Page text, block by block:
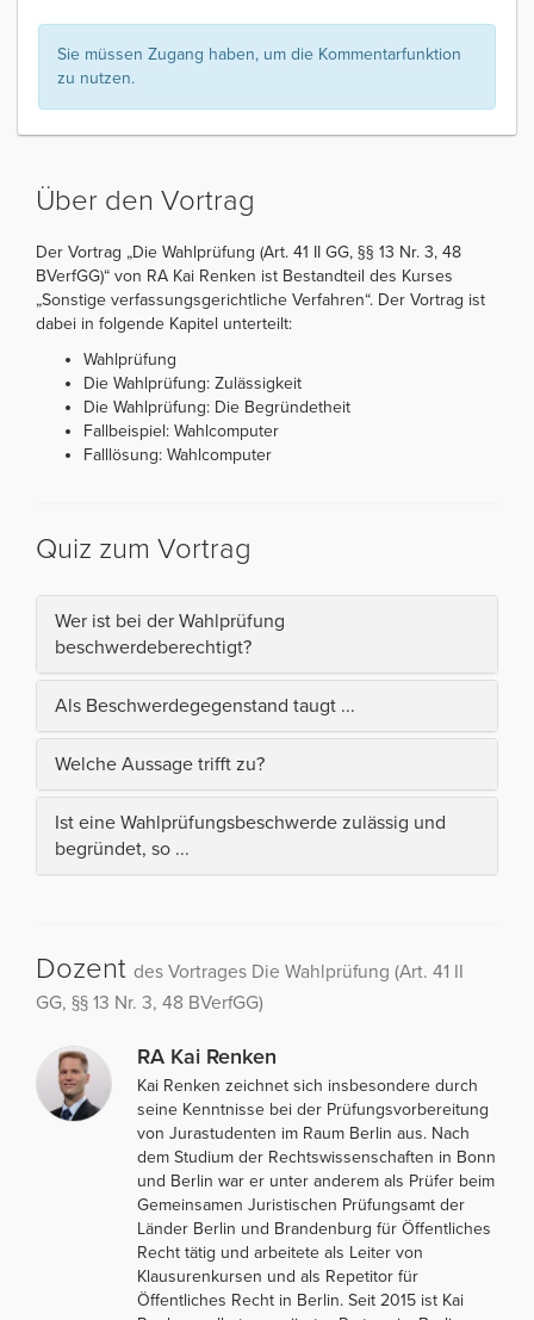
Sie müssen Zugang haben, um die Kommentarfunktion
zu nutzen.
Über den Vortrag
Der Vortrag „Die Wahlprüfung (Art. 41 II GG, §§ 13 Nr. 3, 48
BVerfGG)“ von RA Kai Renken ist Bestandteil des Kurses
„Sonstige verfassungsgerichtliche Verfahren“. Der Vortrag ist
dabei in folgende Kapitel unterteilt:
Wahlprüfung
Die Wahlprüfung: Zulässigkeit
Die Wahlprüfung: Die Begründetheit
Fallbeispiel: Wahlcomputer
Falllösung: Wahlcomputer
Quiz zum Vortrag
Wer ist bei der Wahlprüfung
beschwerdeberechtigt?
Als Beschwerdegegenstand taugt ...
Welche Aussage trifft zu?
Ist eine Wahlprüfungsbeschwerde zulässig und
begründet, so ...
Dozent des Vortrages Die Wahlprüfung (Art. 41 II
GG, §§ 13 Nr. 3, 48 BVerfGG)
RA Kai Renken
Kai Renken zeichnet sich insbesondere durch
seine Kenntnisse bei der Prüfungsvorbereitung
von Jurastudenten im Raum Berlin aus. Nach
dem Studium der Rechtswissenschaften in Bonn
und Berlin war er unter anderem als Prüfer beim
Gemeinsamen Juristischen Prüfungsamt der
Länder Berlin und Brandenburg für Öffentliches
Recht tätig und arbeitete als Leiter von
Klausurenkursen und als Repetitor für
Öffentliches Recht in Berlin. Seit 2015 ist Kai